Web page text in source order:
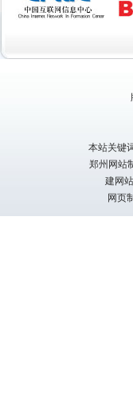
本站关键
郑州网
建网
网页